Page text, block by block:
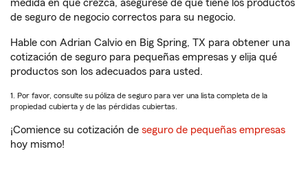
medida en que crezca, asegúrese de que tiene los productos
de seguro de negocio correctos para su negocio.
Hable con Adrian Calvio en Big Spring, TX para obtener una
cotización de seguro para pequeñas empresas y elija qué
productos son los adecuados para usted.
1. Por favor, consulte su póliza de seguro para ver una lista completa de la
propiedad cubierta y de las pérdidas cubiertas.
¡Comience su cotización de seguro de pequeñas empresas
hoy mismo!